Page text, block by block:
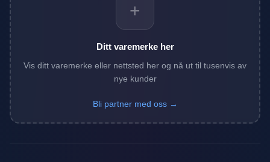
+
Ditt varemerke her
Vis ditt varemerke eller nettsted her og nå ut til tusenvis av
nye kunder
Bli partner med oss →